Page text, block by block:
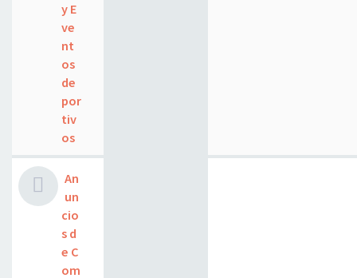
y E
ve
nt
os
de
por
tiv
os
An
un
cio
s d
e C
om